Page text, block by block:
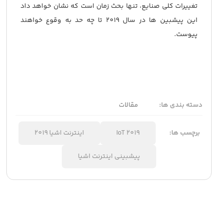
تغییرات کلی صنایع، تنها بحث زمان است که نشان خواهد داد
این پیشبین ها در سال 2019 تا چه حد به وقوع خواهند
پیوست.
دسته بندی ها: مقالات
برچسب ها: IoT 2019 اینترنت اشیا 2019
پیشبینی اینترنت اشیا